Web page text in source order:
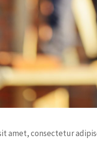
amet, consectetur